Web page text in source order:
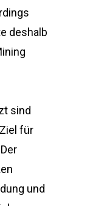
deshalb
sind
für
und